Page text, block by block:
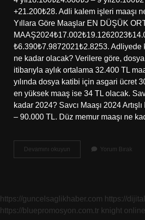
+21.200₺28. Adli kalem işleri maaşı
Yıllara Göre Maaşlar EN DÜŞÜK
₺6.390₺7.9872021₺2.8253. Adliyede
ne kadar olacak? Verilere göre, dosya
itibarıyla aylık ortalama 32.400 TL
yılında dosya katibi için asgari ücret
en yüksek maaş ise 34 TL olacak.
kadar 2024? Savcı Maaşı 2024
– 90.000 TL. Düz memur maaşı ne
Devamını okuyun Adliyede
Çalışanların
Yorum Bırak
https://guncelsaglikhaber.com https://
https://bluepromosyon.com.tr knight online